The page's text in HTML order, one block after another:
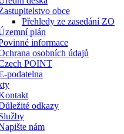
obce
Přehledy ze zasedání ZO
plán
informace
osobních údajů
POINT
podatelna
odkazy
nám